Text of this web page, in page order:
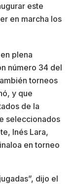
este
en marcha los
plena
número 34 del
torneos
y que
de la
seleccionados
Inés Lara,
en torneo
dijo el